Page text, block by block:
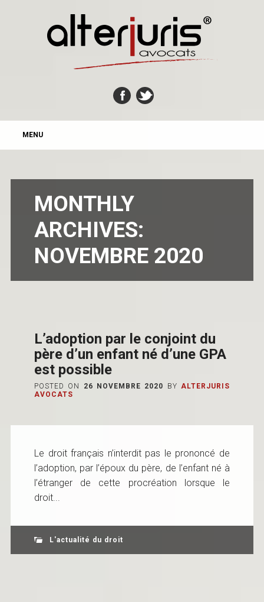
MAIN MENU
MENU
MONTHLY
ARCHIVES:
NOVEMBRE 2020
L’adoption par le conjoint du
père d’un enfant né d’une GPA
est possible
POSTED ON 26 NOVEMBRE 2020 BY ALTERJURIS
AVOCATS
Le droit français n’interdit pas le prononcé de
l’adoption, par l’époux du père, de l’enfant né à
l’étranger de cette procréation lorsque le
droit...
L'actualité du droit